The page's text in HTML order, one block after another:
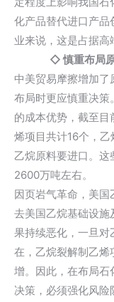
化产品替代进口产品
业来说，这是占据高
◇慎重布局
中美贸易摩擦增加
布局时更应慎重决策
的成本优势，截至
烯项目共计16个，
乙烷原料要进口。
2600万吨左右。
因页岩气革命，美
去美国乙烷基础设施
果持续恶化，一旦
在，乙烷裂解制乙烯
增。因此，在布局石
决策，必须强化风